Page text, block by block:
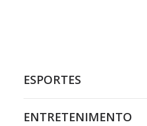
ESPORTES
ENTRETENIMENTO